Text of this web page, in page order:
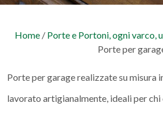
Home / Porte e Portoni, ogni varco,
Porte per
Porte per garage realizzate su misura
lavorato artigianalmente, ideali per